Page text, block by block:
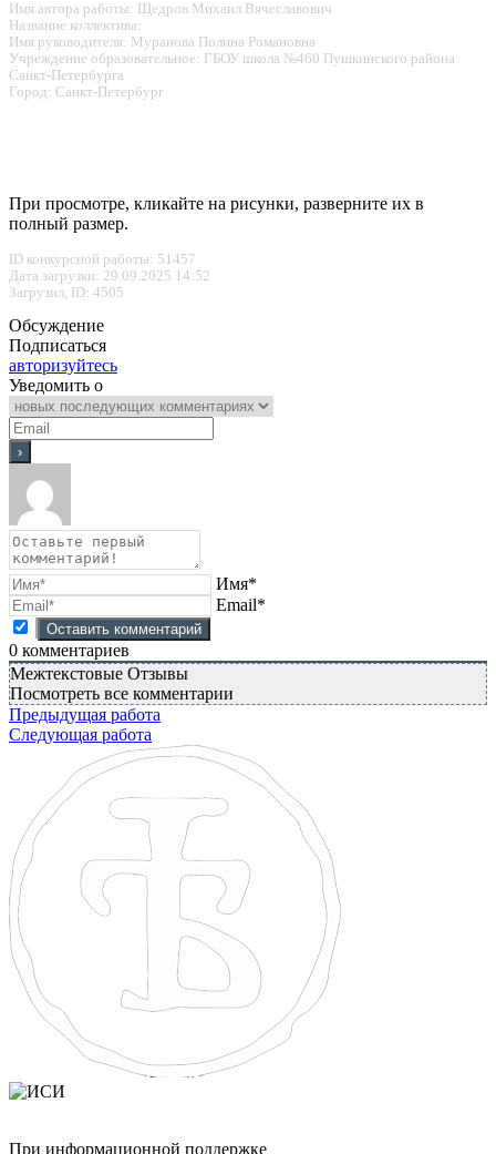
Имя автора работы: Щедров Михаил Вячеславович
Название коллектива:
Имя руководителя: Муранова Полина Романовна
Учреждение образовательное: ГБОУ школа №460 Пушкинского района
Санкт-Петербурга
Город: Санкт-Петербург
При просмотре, кликайте на рисунки, разверните их в
полный размер.
ID конкурсной работы: 51457
Дата загрузки: 29.09.2025 14:52
Загрузил, ID: 4505
Обсуждение
Подписаться
авторизуйтесь
Уведомить о
Имя*
Email*
0 комментариев
Межтекстовые Отзывы
Посмотреть все комментарии
Предыдущая работа
Следующая работа
При информационной поддержке